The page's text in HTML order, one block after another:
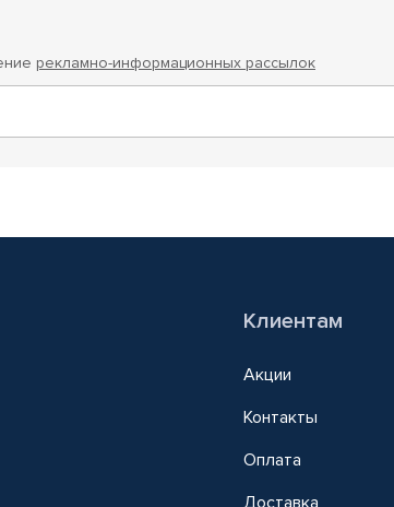
рекламно-информационных рассылок
Клиентам
Акции
Контакты
Оплата
Доставка